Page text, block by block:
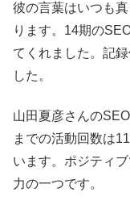
彼の言葉はいつも
ります。14期の
てくれました。記
した。
山田夏彦さんの
までの活動回数は
います。ポジティ
力の一つです。